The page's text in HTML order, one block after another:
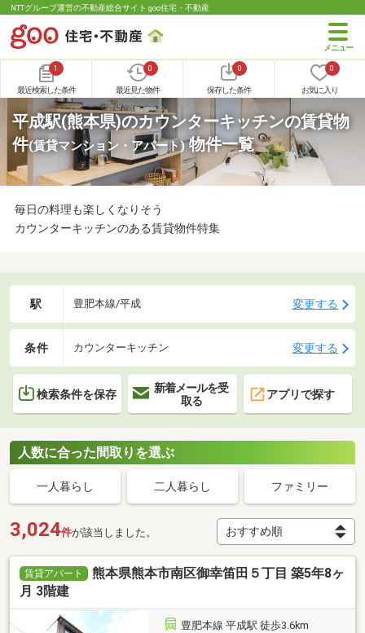
NTTグループ運営の不動産総合サイト goo住宅・不動産
1
最近検索した条件
0
最近見た物件
0
保存した条件
0
お気に入り
平成駅(熊本県)のカウンターキッチンの賃貸物
件(賃貸マンション・アパート)物件一覧
毎日の料理も楽しくなりそう
カウンターキッチンのある賃貸物件特集
駅 豊肥本線/平成 変更する
条件 カウンターキッチン 変更する
検索条件を保存
新着メールを受
取る
アプリで探す
人数に合った間取りを選ぶ
一人暮らし 二人暮らし ファミリー
3,024件が該当しました。
賃貸アパート
熊本県熊本市南区御幸笛田５丁目 築5年8ヶ
月 3階建
豊肥本線 平成駅 徒歩3.6km